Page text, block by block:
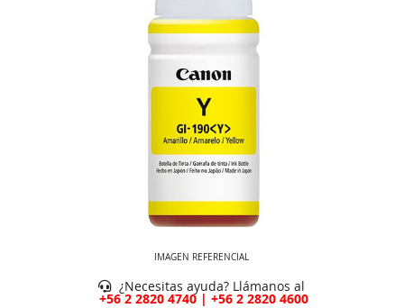
IMAGEN REFERENCIAL
¿Necesitas ayuda? Llámanos al
+56 2 2820 4740 | +56 2 2820 4600